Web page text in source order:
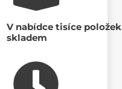
V nabídce tisíce položek
skladem